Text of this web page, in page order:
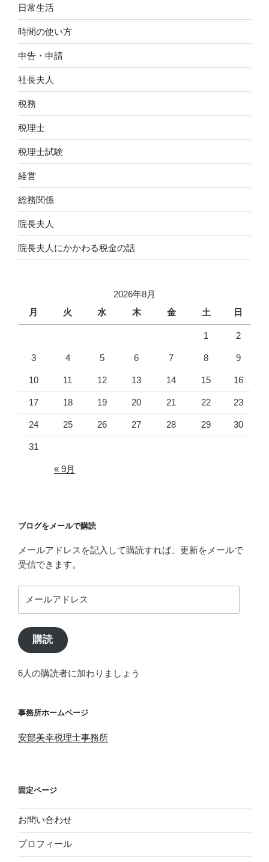
日常生活
時間の使い方
申告・申請
社長夫人
税務
税理士
税理士試験
経営
総務関係
院長夫人
院長夫人にかかわる税金の話
2026年8月
月
火 水 木 金 土 日
1 2
3 4 5 6 7 8 9
10 11 12 13 14 15 16
17 18 19 20 21 22 23
24 25 26 27 28 29 30
31
« 9月
ブログをメールで購読
メールアドレスを記入して購読すれば、更新をメールで
受信できます。
ー
ア
ド
ス
購読
6人の購読者に加わりましょう
事務所ホームページ
安部美幸税理士事務所
固定ページ
お問い合わせ
プロフィール